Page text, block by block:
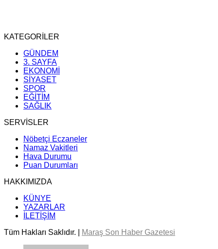
KATEGORİLER
GÜNDEM
3. SAYFA
EKONOMİ
SİYASET
SPOR
EĞİTİM
SAĞLIK
SERVİSLER
Nöbetçi Eczaneler
Namaz Vakitleri
Hava Durumu
Puan Durumları
HAKKIMIZDA
KÜNYE
YAZARLAR
İLETİŞİM
Tüm Hakları Saklıdır. |
Maraş Son Haber Gazetesi